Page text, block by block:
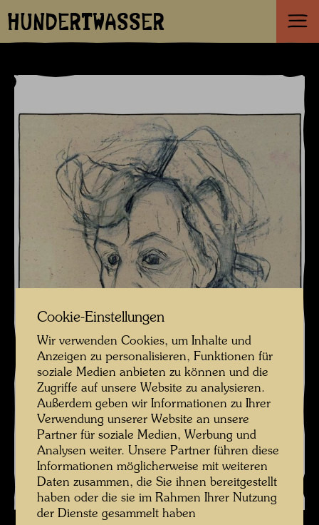
HUNDERTWASSER
Cookie-Einstellungen
Wir verwenden Cookies, um Inhalte und
Anzeigen zu personalisieren, Funktionen für
soziale Medien anbieten zu können und die
Zugriffe auf unsere Website zu analysieren.
Außerdem geben wir Informationen zu Ihrer
Verwendung unserer Website an unsere
Partner für soziale Medien, Werbung und
Analysen weiter. Unsere Partner führen diese
Informationen möglicherweise mit weiteren
Daten zusammen, die Sie ihnen bereitgestellt
haben oder die sie im Rahmen Ihrer Nutzung
der Dienste gesammelt haben